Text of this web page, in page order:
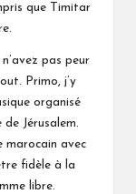
que Timitar
pas peur
Primo, j’y
organisé
Jérusalem.
marocain avec
fidèle à la
libre.